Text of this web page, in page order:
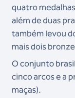
quatro
além de duas
também levou
mais dois
O conjunto
cinco arcos e a
maças).